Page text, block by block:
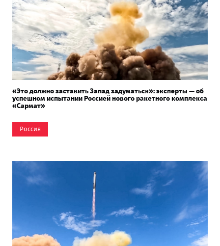
«Это должно заставить Запад задуматься»: эксперты — об
успешном испытании Россией нового ракетного комплекса
«Сармат»
Россия